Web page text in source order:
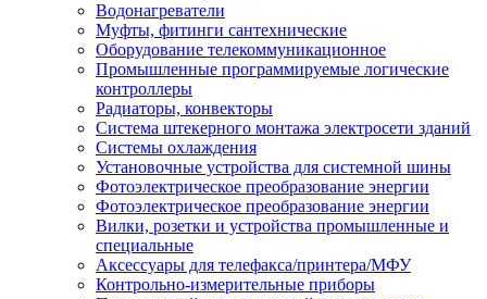
Водонагреватели
Муфты, фитинги сантехнические
Оборудование телекоммуникационное
Промышленные программируемые логические
контроллеры
Радиаторы, конвекторы
Система штекерного монтажа электросети зданий
Системы охлаждения
Установочные устройства для системной шины
Фотоэлектрическое преобразование энергии
Фотоэлектрическое преобразование энергии
Вилки, розетки и устройства промышленные и
специальные
Аксессуары для телефакса/принтера/МФУ
Контрольно-измерительные приборы